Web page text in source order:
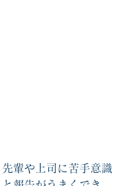
輩や上司に苦手意識